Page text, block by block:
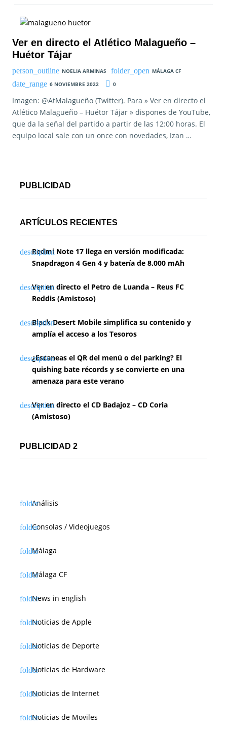
Ver en directo el Atlético Malagueño –
Huétor Tájar
NOELIA ARMINAS
MÁLAGA CF
6 NOVIEMBRE 2022
0
Imagen: @AtMalagueño (Twitter). Para » Ver en directo el
Atlético Malagueño – Huétor Tájar » dispones de YouTube,
que da la señal del partido a partir de las 12:00 horas. El
equipo local sale con un once con novedades, Izan …
PUBLICIDAD
ARTÍCULOS RECIENTES
Redmi Note 17 llega en versión modificada:
Snapdragon 4 Gen 4 y batería de 8.000 mAh
Ver en directo el Petro de Luanda – Reus FC
Reddis (Amistoso)
Black Desert Mobile simplifica su contenido y
amplía el acceso a los Tesoros
¿Escaneas el QR del menú o del parking? El
quishing bate récords y se convierte en una
amenaza para este verano
Ver en directo el CD Badajoz – CD Coria
(Amistoso)
PUBLICIDAD 2
Análisis
Consolas / Videojuegos
Málaga
Málaga CF
News in english
Noticias de Apple
Noticias de Deporte
Noticias de Hardware
Noticias de Internet
Noticias de Moviles